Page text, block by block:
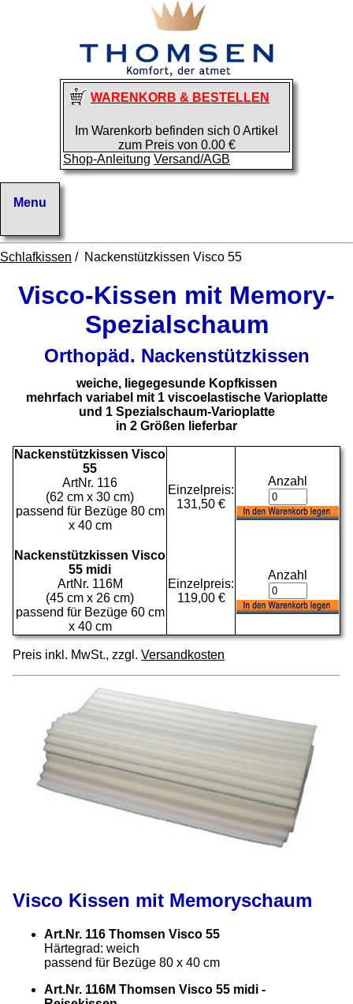
WARENKORB & BESTELLEN
Im Warenkorb befinden sich 0 Artikel
zum Preis von 0.00 €
Shop-Anleitung Versand/AGB
Schlafkissen / Nackenstützkissen Visco 55
Visco-Kissen mit Memory-
Spezialschaum
Orthopäd. Nackenstützkissen
weiche, liegegesunde Kopfkissen
mehrfach variabel mit 1 viscoelastische Varioplatte
und 1 Spezialschaum-Varioplatte
in 2 Größen lieferbar
Nackenstützkissen Visco
55
ArtNr. 116
(62 cm x 30 cm)
passend für Bezüge 80 cm
x 40 cm
Einzelpreis:
131,50 €
Anzahl
Nackenstützkissen Visco
55 midi
ArtNr. 116M
(45 cm x 26 cm)
passend für Bezüge 60 cm
x 40 cm
Einzelpreis:
119,00 €
Anzahl
Preis inkl. MwSt., zzgl. Versandkosten
Visco Kissen mit Memoryschaum
Art.Nr. 116 Thomsen Visco 55
Härtegrad: weich
passend für Bezüge 80 x 40 cm
Art.Nr. 116M Thomsen Visco 55 midi -